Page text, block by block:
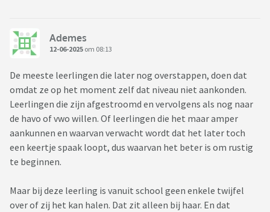
Ademes
12-06-2025 om 08:13
De meeste leerlingen die later nog overstappen, doen dat
omdat ze op het moment zelf dat niveau niet aankonden.
Leerlingen die zijn afgestroomd en vervolgens als nog naar
de havo of vwo willen. Of leerlingen die het maar amper
aankunnen en waarvan verwacht wordt dat het later toch
een keertje spaak loopt, dus waarvan het beter is om rustig
te beginnen.
Maar bij deze leerling is vanuit school geen enkele twijfel
over of zij het kan halen. Dat zit alleen bij haar. En dat